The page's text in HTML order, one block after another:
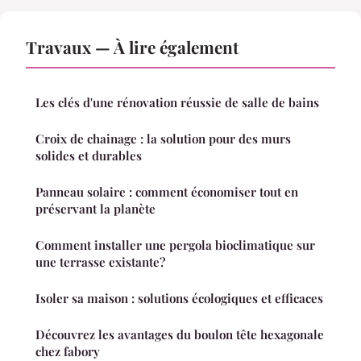
Travaux — À lire également
Les clés d'une rénovation réussie de salle de bains
Croix de chainage : la solution pour des murs
solides et durables
Panneau solaire : comment économiser tout en
préservant la planète
Comment installer une pergola bioclimatique sur
une terrasse existante?
Isoler sa maison : solutions écologiques et efficaces
Découvrez les avantages du boulon tête hexagonale
chez fabory